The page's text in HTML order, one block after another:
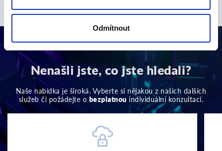
Odmítnout
Nenašli jste, co jste hledali?
Naše nabídka je široká. Vyberte si nějakou z našich dalších
služeb či požádejte o bezplatnou individuální konzultaci.